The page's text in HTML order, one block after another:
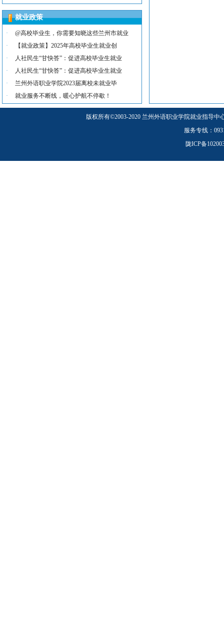
*河北 | （含护士15名）唐山康诚医院
内蒙古 | （含护士3人）兴安长生肾病
陕西丨西安交通大学第一附属医院招聘公告
河北 | （含护士6人）吴桥县中西医结
*
河北 | 宝石花定州市第二医院医养中心
*
宁夏 | （含幼师3名）银川市西夏区第
*宁夏 | （含幼师2名）银川市西夏区镇
陕西 | 榆林市第二十四幼儿园招聘启事
就业政策
·
@高校毕业生，你需要知晓这些兰州市就业
·
【就业政策】2025年高校毕业生就业创
·
人社民生“甘快答”：促进高校毕业生就业
·
人社民生“甘快答”：促进高校毕业生就业
·
兰州外语职业学院2023届离校未就业毕
·
就业服务不断线，暖心护航不停歇！
版权所有©2003-2020 兰州外语职业学院就业指导
服务专线：
陇ICP备